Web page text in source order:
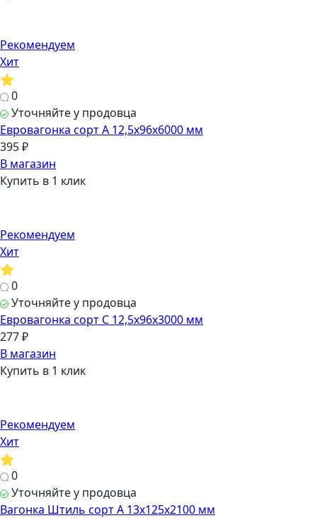
Рекомендуем
Хит
0
Уточняйте у продовца
Евровагонка сорт А 12,5х96х6000 мм
395 ₽
В магазин
Купить в 1 клик
Рекомендуем
Хит
0
Уточняйте у продовца
Евровагонка сорт C 12,5х96х3000 мм
277 ₽
В магазин
Купить в 1 клик
Рекомендуем
Хит
0
Уточняйте у продовца
Вагонка Штиль сорт А 13х125х2100 мм